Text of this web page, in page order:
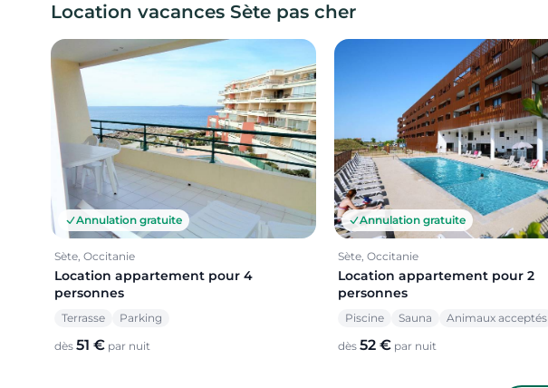
Location vacances Sète pas cher
Annulation gratuite
Sète, Occitanie
Location appartement pour 4
personnes
Terrasse Parking
dès 51 € par nuit
Annulation gratuite
Sète, Occitanie
Location appartement pour 2
personnes
Piscine Sauna Animaux acceptés
dès 52 € par nuit